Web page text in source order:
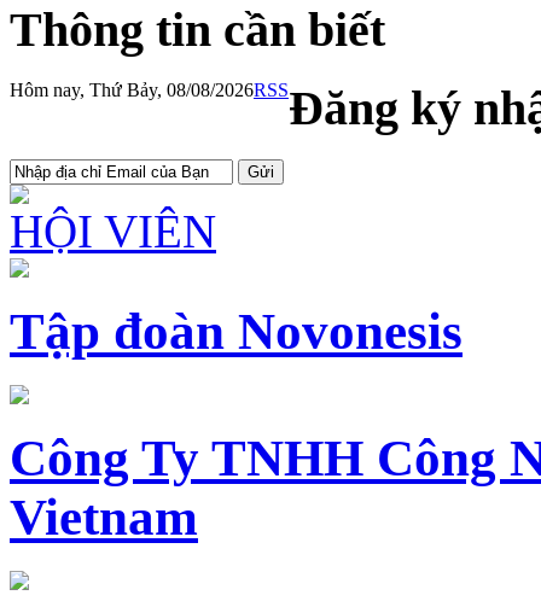
Thông tin cần biết
Hôm nay, Thứ Bảy, 08/08/2026RSSĐăng ký
HỘI VIÊN
Tập đoàn Novonesis
Công Ty TNHH Công
Vietnam